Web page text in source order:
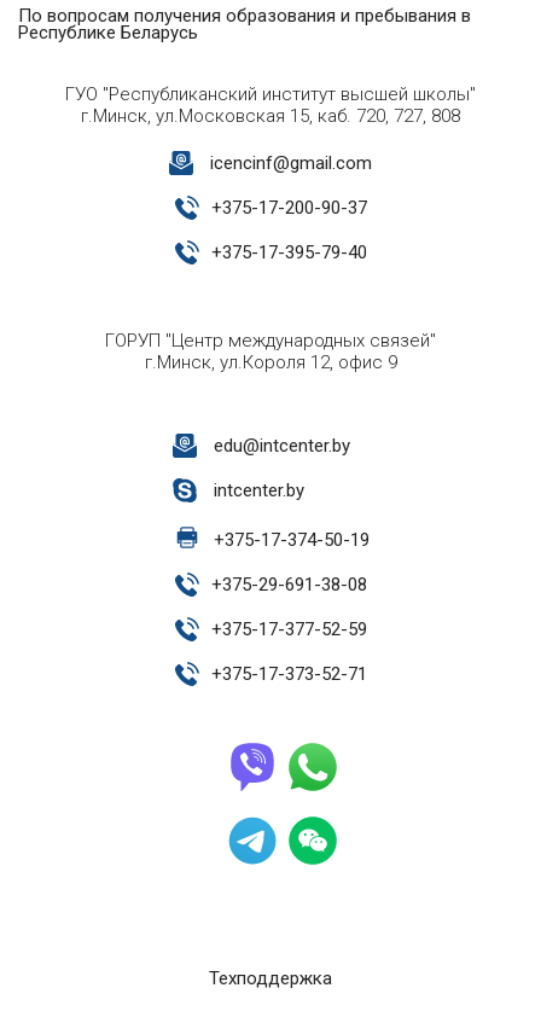
По вопросам получения образования и пребывания в
Республике Беларусь
ГУО "Республиканский институт высшей школы"
г.Минск, ул.Московская 15, каб. 720, 727, 808
icencinf@gmail.com
+375-17-200-90-37
+375-17-395-79-40
ГОРУП "Центр международных связей"
г.Минск, ул.Короля 12, офис 9
edu@intcenter.by
intcenter.by
+375-17-374-50-19
+375-29-691-38-08
+375-17-377-52-59
+375-17-373-52-71
Техподдержка